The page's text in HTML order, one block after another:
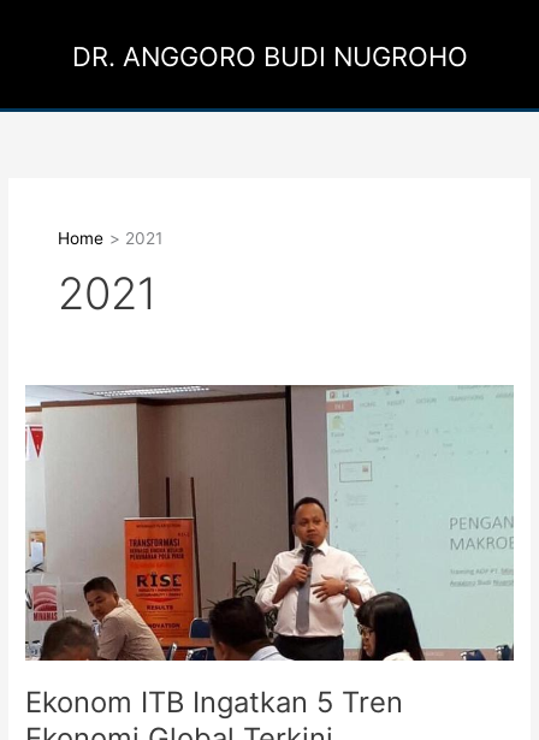
DR. ANGGORO BUDI NUGROHO
Home 2021
2021
Ekonom ITB Ingatkan 5 Tren
Ekonom
ITB
Ingatkan
Ekonomi
Global
Terkini
(liputan6.com
27/10/2021)